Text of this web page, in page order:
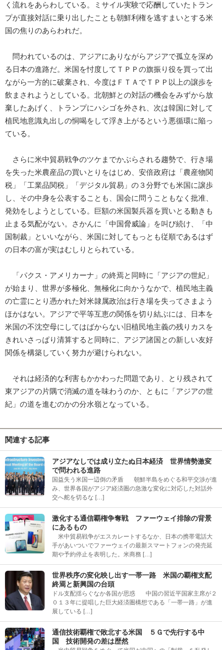
く流れをあらわしている。ミサイル実験で応酬していたトラン
プが直接対話に乗り出したことも朝鮮利権を逃すまいとする米
国の焦りのあらわれだ。
問われているのは、アジアにありながらアジアで孤立を深め
る日本の進路だ。米国を忖度してＴＰＰの旗振り役を買って出
ながら一方的に破棄され、今度はＦＴＡでＴＰＰ以上の譲歩を
飲まされようとしている。北朝鮮との対話の機会をみずから放
棄したあげく、トランプにハシゴを外され、次は韓国に対して
植民地意識丸出しの恫喝をして浮き上がるという悪循環に陥っ
ている。
さらに米中貿易戦争のツケまでかぶらされる趨勢で、行き場
を失った米農産品の買いとりをはじめ、安倍政府は「農産物関
税」「工業品関税」「デジタル貿易」の３分野でも米国に譲歩
し、その中身を公表することも、国会に問うこともなく批准、
発効をしようとしている。巨額の米国製兵器を買いとる動きも
止まる気配がない。さかんに「中国脅威論」を叫び続け、「中
国制裁」といいながら、米国に対してもっとも従順であるはず
の日本の富が実はむしりとられている。
「パクス・アメリカーナ」の終焉と同時に「アジアの世紀」
が始まり、世界が多極化、無極化に向かうなかで、植民地主義
の亡霊にとり憑かれた対米隷属政治は行き場を失ってさまよう
ほかはない。アジアで平等互恵の関係を切り結ぶには、日本を
米国の不沈空母にしてはばからない旧植民地主義の残りカスを
きれいさっぱり清算すると同時に、アジア諸国との新しい友好
関係を構築していく努力が避けられない。
それは経済的な利害もかかわった問題であり、とり残されて
東アジアの片隅で消滅の道を味わうのか、ともに「アジアの世
紀」の道を進むのかの分水嶺となっている。
関連する記事
アジアなしでは成り立たぬ日本経済 世界情勢激変
で問われる進路
国益失う米国一辺倒の矛盾 朝鮮半島をめぐる和平交渉が進
み、世界各国がアジア経済圏の急激な変化に対応した対話外
交へ舵を切るな […]
激化する通信覇権争奪戦 ファーウェイ排除の背景
にあるもの
米中貿易戦争がエスカレートするなか、日本の携帯電話大
手があいついでファーウェイの最新スマートフォンの発売延
期や予約停止を表明した。米商務 […]
世界秩序の変化映し出す一帯一路 米国の覇権支配
終焉と新興国の台頭
ドル支配揺らぐなか各国が思惑 中国の習近平国家主席が２
０１３年に提唱した巨大経済圏構想である「一帯一路」が進
展している […]
通信技術覇権で敗北する米国 ５Ｇで先行する中
国 技術開発の差は歴然